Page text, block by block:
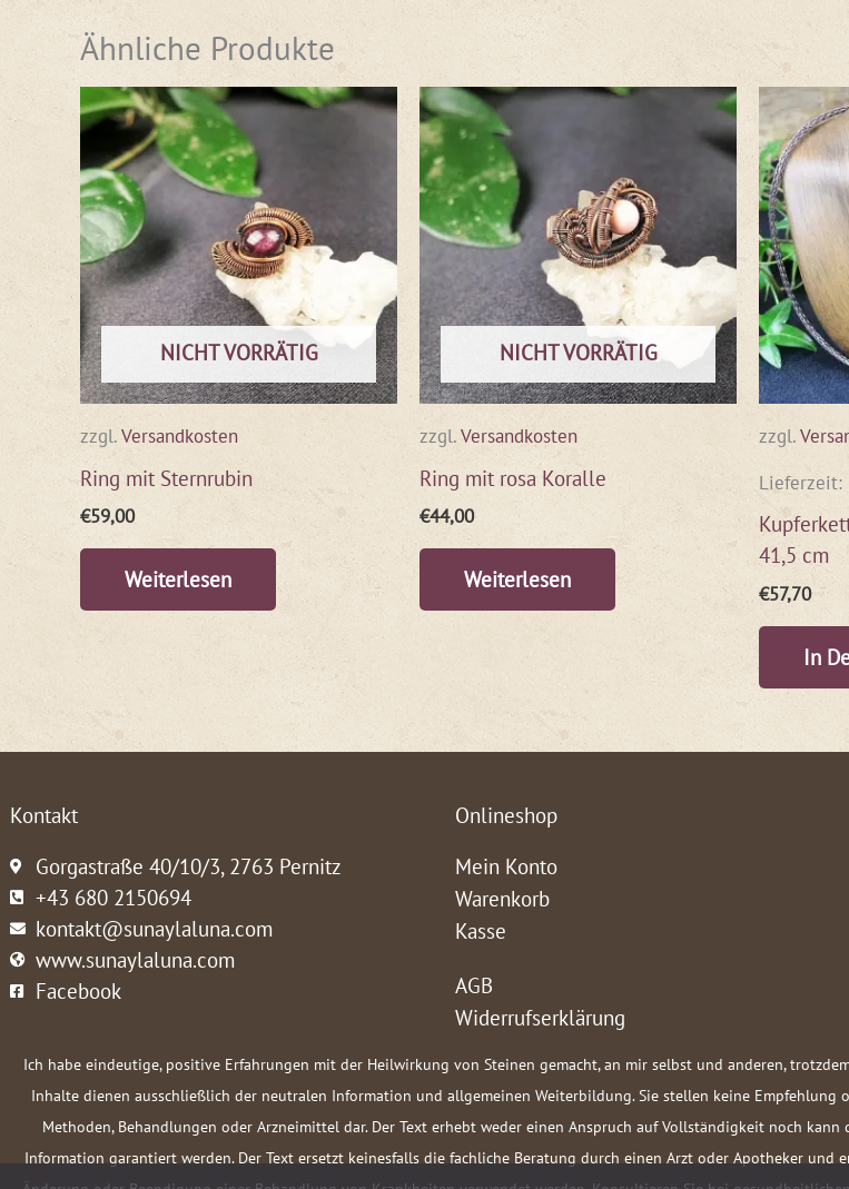
Ähnliche Produkte
NICHT VORRÄTIG
zzgl.Versandkosten
Ring mit Sternrubin
€59,00
Weiterlesen
NICHT VORRÄTIG
zzgl.Versandkosten
Ring mit rosa Koralle
€44,00
Weiterlesen
zzgl.
Lieferzeit:
41,5 cm
€57,70
In
Kontakt
Gorgastraße 40/10/3, 2763 Pernitz
+43 680 2150694
kontakt@sunaylaluna.com
www.sunaylaluna.com
Facebook
Onlineshop
Mein Konto
Warenkorb
Kasse
AGB
Widerrufserklärung
Ich habe eindeutige, positive Erfahrungen mit der Heilwirkung von Steinen gemacht, an mir selbst und anderen,
Inhalte dienen ausschließlich der neutralen Information und allgemeinen Weiterbildung. Sie stellen keine Empfehlung
Methoden, Behandlungen oder Arzneimittel dar. Der Text erhebt weder einen Anspruch auf Vollständigkeit noch
Information garantiert werden. Der Text ersetzt keinesfalls die fachliche Beratung durch einen Arzt oder Apotheker